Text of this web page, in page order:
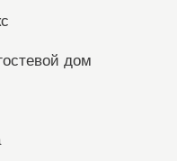
дом